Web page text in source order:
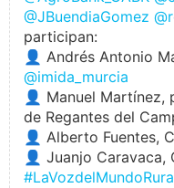
@JBuendiaGomez
participan:
👤 Andrés Antonio
@imida_murcia
👤 Manuel Martínez,
de Regantes del
👤 Alberto Fuentes,
👤 Juanjo Caravaca,